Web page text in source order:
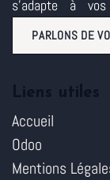
s'adapte à
PARLONS DE
Accueil
Odoo
Mentions